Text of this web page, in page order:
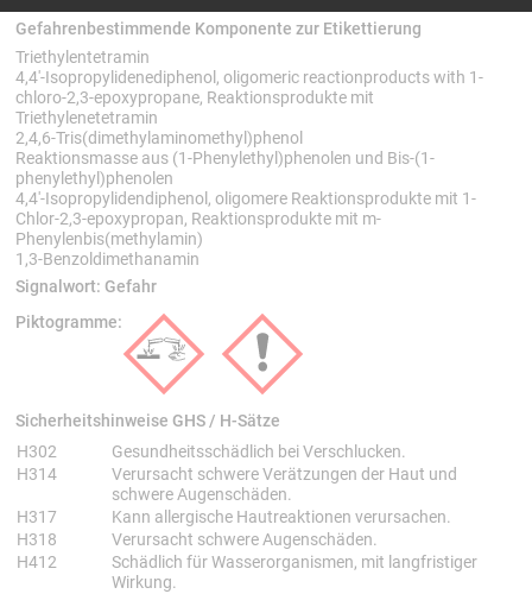
Gefahrenbestimmende Komponente zur Etikettierung
Triethylentetramin
4,4'-Isopropylidenediphenol, oligomeric reactionproducts with 1-
chloro-2,3-epoxypropane, Reaktionsprodukte mit
Triethylenetetramin
2,4,6-Tris(dimethylaminomethyl)phenol
Reaktionsmasse aus (1-Phenylethyl)phenolen und Bis-(1-
phenylethyl)phenolen
4,4'-Isopropylidendiphenol, oligomere Reaktionsprodukte mit 1-
Chlor-2,3-epoxypropan, Reaktionsprodukte mit m-
Phenylenbis(methylamin)
1,3-Benzoldimethanamin
Signalwort: Gefahr
Piktogramme:
Sicherheitshinweise GHS / H-Sätze
Sicherheitshinweise GHSH-Sätze
H302
Gesundheitsschädlich bei Verschlucken.
H314
Verursacht schwere Verätzungen der Haut und
schwere Augenschäden.
H317
Kann allergische Hautreaktionen verursachen.
H318
Verursacht schwere Augenschäden.
H412
Schädlich für Wasserorganismen, mit langfristiger
Wirkung.